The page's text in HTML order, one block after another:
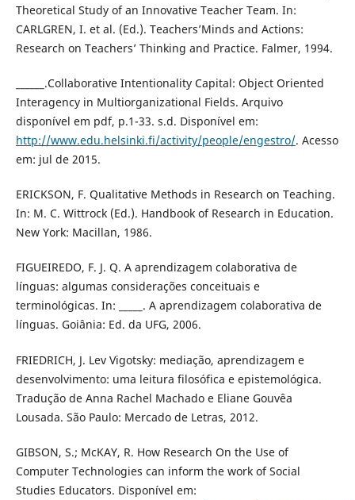
Theoretical Study of an Innovative Teacher Team. In:
CARLGREN, I. et al. (Ed.). Teachers’Minds and Actions:
Research on Teachers’ Thinking and Practice. Falmer, 1994.
______.Collaborative Intentionality Capital: Object Oriented
Interagency in Multiorganizational Fields. Arquivo
disponível em pdf, p.1-33. s.d. Disponível em:
http://www.edu.helsinki.fi/activity/people/engestro/. Acesso
em: jul de 2015.
ERICKSON, F. Qualitative Methods in Research on Teaching.
In: M. C. Wittrock (Ed.). Handbook of Research in Education.
New York: Macillan, 1986.
FIGUEIREDO, F. J. Q. A aprendizagem colaborativa de
línguas: algumas considerações conceituais e
terminológicas. In: _____. A aprendizagem colaborativa de
línguas. Goiânia: Ed. da UFG, 2006.
FRIEDRICH, J. Lev Vigotsky: mediação, aprendizagem e
desenvolvimento: uma leitura filosófica e epistemológica.
Tradução de Anna Rachel Machado e Eliane Gouvêa
Lousada. São Paulo: Mercado de Letras, 2012.
GIBSON, S.; McKAY, R. How Research On the Use of
Computer Technologies can inform the work of Social
Studies Educators. Disponível em: